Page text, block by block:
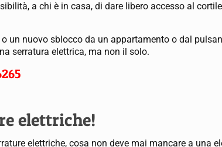
a chi è in casa, di dare libero accesso al
un nuovo sblocco da un appartamento o dal
serratura elettrica, ma non il solo.
elettriche!
elettriche, cosa non deve mai mancare a una